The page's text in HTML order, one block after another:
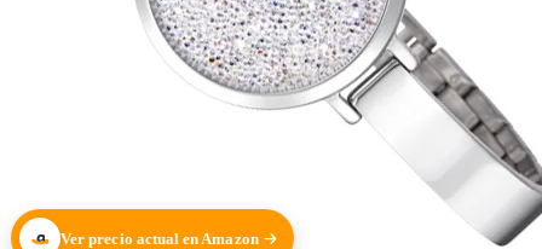
Ver precio actual en Amazon